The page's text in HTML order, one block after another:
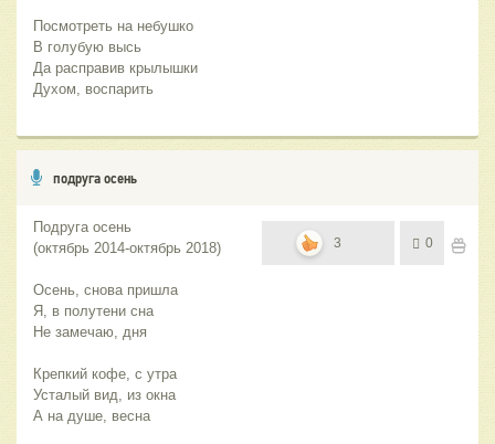
Посмотреть на небушко
В голубую высь
Да расправив крылышки
Духом, воспарить
подруга осень
Подруга осень
(октябрь 2014-октябрь 2018)
Осень, снова пришла
Я, в полутени сна
Не замечаю, дня
Крепкий кофе, с утра
Усталый вид, из окна
А на душе, весна
3 0